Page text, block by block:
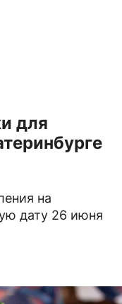
для
на
дату 26 июня